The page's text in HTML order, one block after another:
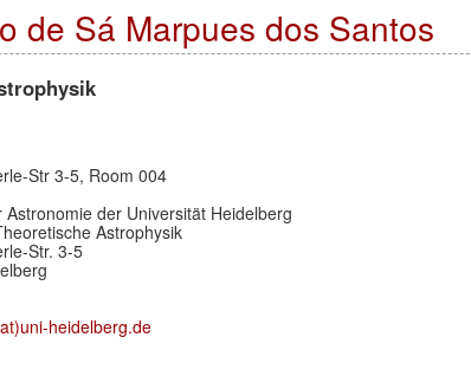
de Sá Marpues dos Santos
Str 3-5, Room 004
der Universität Heidelberg
Astrophysik
Str. 3-5
heidelberg.de